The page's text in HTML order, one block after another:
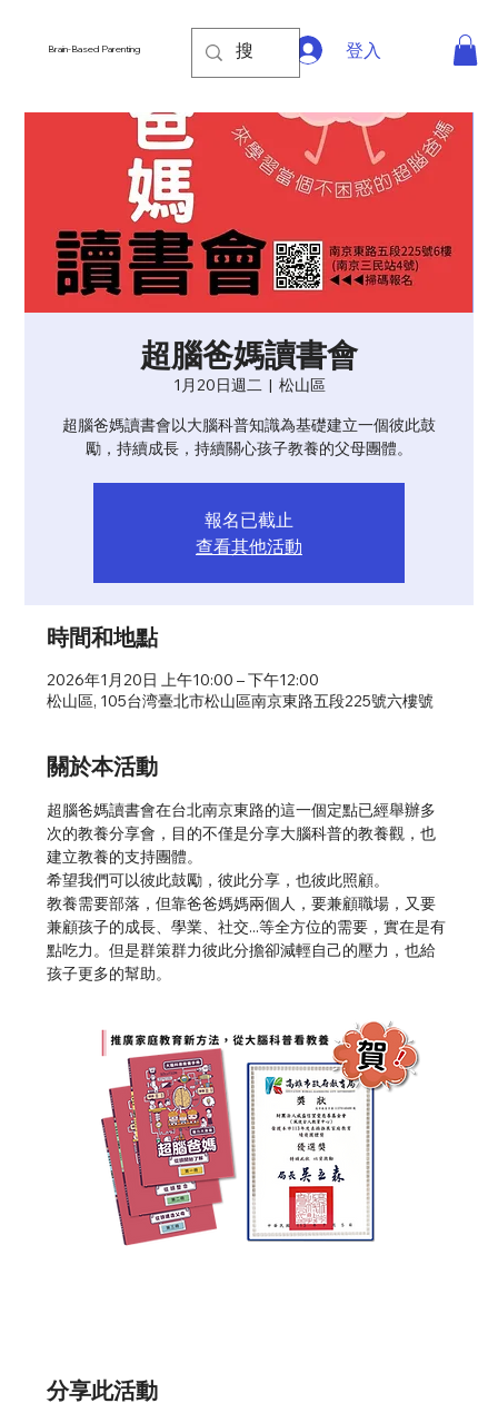
Brain-Based Parenting 登入
超腦爸媽讀書會
1月20日週二
  |
松山區
超腦爸媽讀書會以大腦科普知識為基礎建立一個彼此鼓
報名已截止
查看其他活動
時間和地點
2026年1月20日 上午10:00 – 下午12:00
松山區, 105台湾臺北市松山區南京東路五段225號六樓號
關於本活動
超腦爸媽讀書會在台北南京東路的這一個定點已經舉辦多
次的教養分享會，目的不僅是分享大腦科普的教養觀，也
建立教養的支持團體。
希望我們可以彼此鼓勵，彼此分享，也彼此照顧。
教養需要部落，但靠爸爸媽媽兩個人，要兼顧職場，又要
兼顧孩子的成長、學業、社交...等全方位的需要，實在是有
點吃力。但是群策群力彼此分擔卻減輕自己的壓力，也給
孩子更多的幫助。
分享此活動